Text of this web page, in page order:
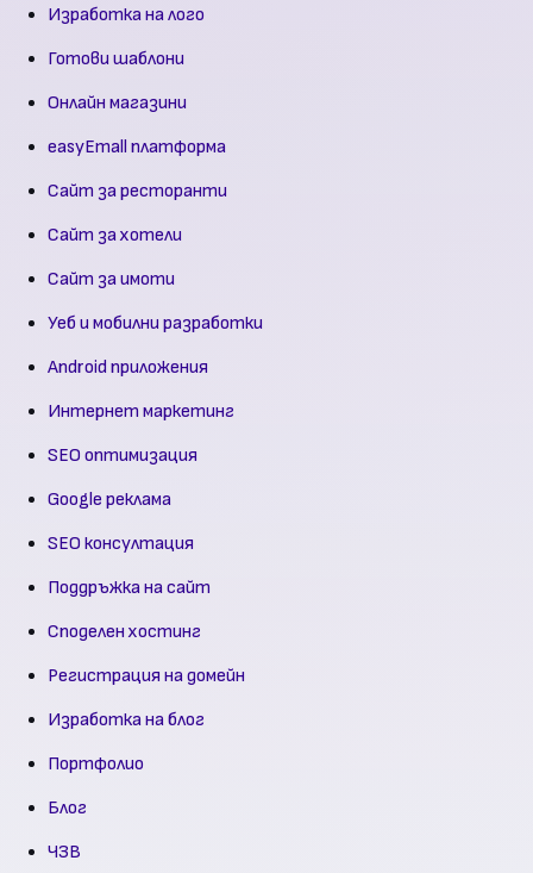
Изработка на лого
Готови шаблони
Онлайн магазини
easyEmall платформа
Сайт за ресторанти
Сайт за хотели
Сайт за имоти
Уеб и мобилни разработки
Android приложения
Интернет маркетинг
SEO оптимизация
Google реклама
SEO консултация
Поддръжка на сайт
Споделен хостинг
Регистрация на домейн
Изработка на блог
Портфолио
Блог
ЧЗВ